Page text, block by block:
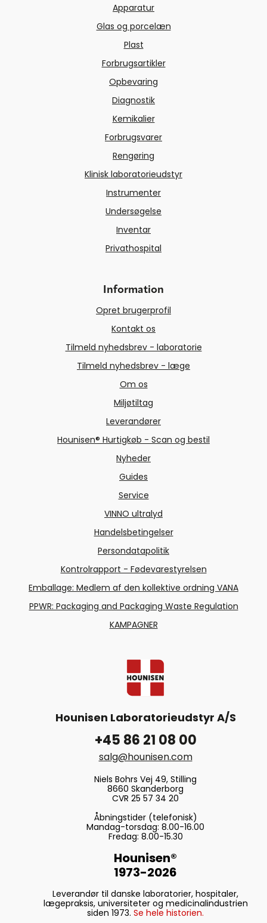
Apparatur
Glas og porcelæn
Plast
Forbrugsartikler
Opbevaring
Diagnostik
Kemikalier
Forbrugsvarer
Rengøring
Klinisk laboratorieudstyr
Instrumenter
Undersøgelse
Inventar
Privathospital
Information
Opret brugerprofil
Kontakt os
Tilmeld nyhedsbrev - laboratorie
Tilmeld nyhedsbrev - læge
Om os
Miljøtiltag
Leverandører
Hounisen® Hurtigkøb - Scan og bestil
Nyheder
Guides
Service
VINNO ultralyd
Handelsbetingelser
Persondatapolitik
Kontrolrapport - Fødevarestyrelsen
Emballage: Medlem af den kollektive ordning VANA
PPWR: Packaging and Packaging Waste Regulation
KAMPAGNER
Hounisen Laboratorieudstyr A/S
+45 86 21 08 00
salg@hounisen.com
Niels Bohrs Vej 49, Stilling
8660 Skanderborg
CVR 25 57 34 20
Åbningstider (telefonisk)
Mandag-torsdag: 8.00-16.00
Fredag: 8.00-15.30
Hounisen®
1973-2026
Leverandør til danske laboratorier, hospitaler,
lægepraksis, universiteter og medicinalindustrien
siden 1973. Se hele historien.